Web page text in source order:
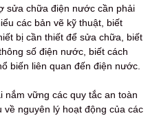
sửa chữa điện nước cần phải
các bản vẽ kỹ thuật, biết
bị cần thiết để sửa chữa, biết
số điện nước, biết cách
biến liên quan đến điện nước.
vững các quy tắc an toàn
nguyên lý hoạt động của các